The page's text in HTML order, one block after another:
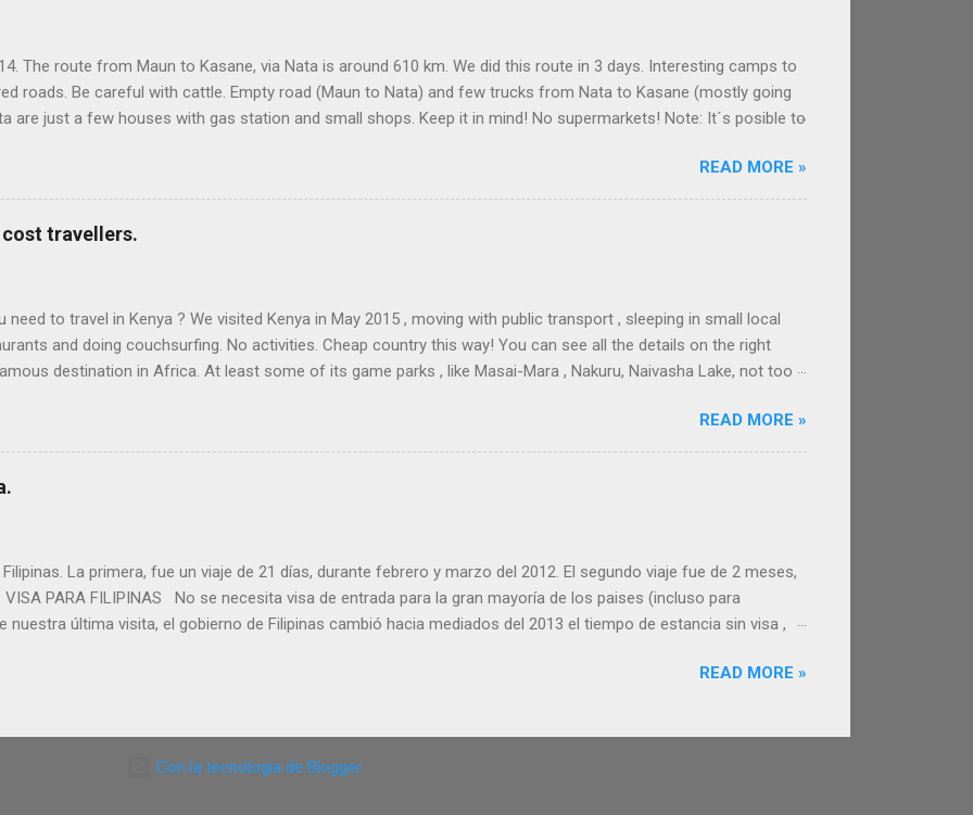
The route from Maun to Kasane, via Nata is around 610 km. We did this route in 3 days. Interesting camps to
roads. Be careful with cattle. Empty road (Maun to Nata) and few trucks from Nata to Kasane (mostly going
are just a few houses with gas station and small shops. Keep it in mind! No supermarkets! Note: It´s posible to
(300 km). WHERE TO SLEEP ON THE ROUTE. The best place (for us) to sleep on the route between Maun and
km east of Gweta, 200 km east of Maun). It´s an exclusive place, beautiful decoration, private expensive huts
€), a place with big baobabs (lights at night) and a designed pool. But there´s also a campsi...
READ MORE »
travellers.
need to travel in Kenya ? We visited Kenya in May 2015 , moving with public transport , sleeping in small local
and doing couchsurfing. No activities. Cheap country this way! You can see all the details on the right
destination in Africa. At least some of its game parks , like Masai-Mara , Nakuru, Naivasha Lake, not too
safari tour will cost at least 100-150 $/pp/day . Activities are always expensive in East Africa! MONEY IN
Shilling (KSh or Sh) In May 2015, the exchange rate was 1 € = 103 Sh. Good ATM rate. For tourist activities
and in some tourist hotels, US$ are also used. But also possible to pay in Shillings. ...
READ MORE »
La primera, fue un viaje de 21 días, durante febrero y marzo del 2012. El segundo viaje fue de 2 meses,
PARA FILIPINAS No se necesita visa de entrada para la gran mayoría de los paises (incluso para
nuestra última visita, el gobierno de Filipinas cambió hacia mediados del 2013 el tiempo de estancia sin visa ,
estancias mayores ( hasta 59 días ), se debe tramitar un visado . Hay 2 opciones: - Tramitar la extensión de
READ MORE »
Con la tecnología de Blogger